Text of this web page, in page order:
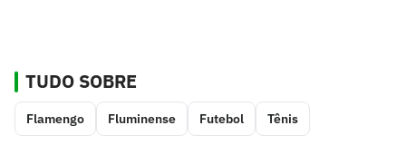
TUDO SOBRE
Flamengo Fluminense Futebol Tênis